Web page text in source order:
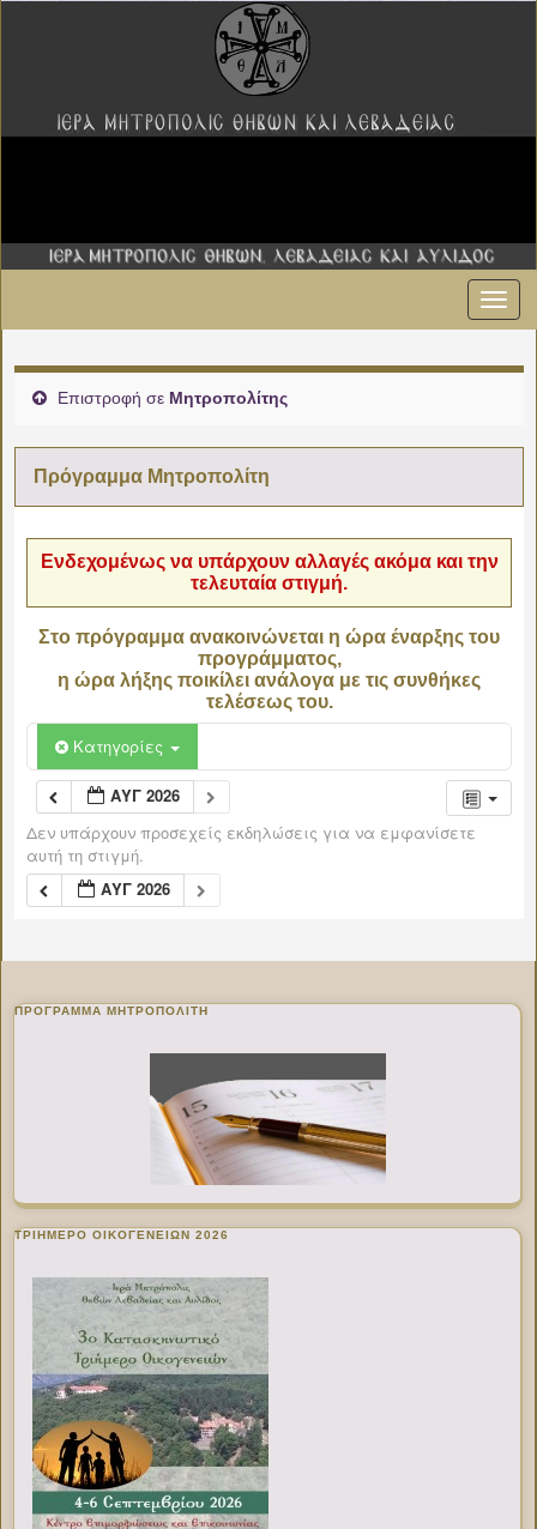
Επιστροφή σε Μητροπολίτης
Πρόγραμμα Μητροπολίτη
Ενδεχομένως να υπάρχουν αλλαγές ακόμα και την
τελευταία στιγμή.
Στο πρόγραμμα ανακοινώνεται η ώρα έναρξης του
προγράμματος,
η ώρα λήξης ποικίλει ανάλογα με τις συνθήκες
τελέσεως του.
Κατηγορίες
ΑΥΓ 2026
Δεν υπάρχουν προσεχείς εκδηλώσεις για να εμφανίσετε
αυτή τη στιγμή.
ΑΥΓ 2026
ΠΡΌΓΡΑΜΜΑ ΜΗΤΡΟΠΟΛΊΤΗ
ΤΡΙΗΜΕΡΟ ΟΙΚΟΓΕΝΕΙΩΝ 2026